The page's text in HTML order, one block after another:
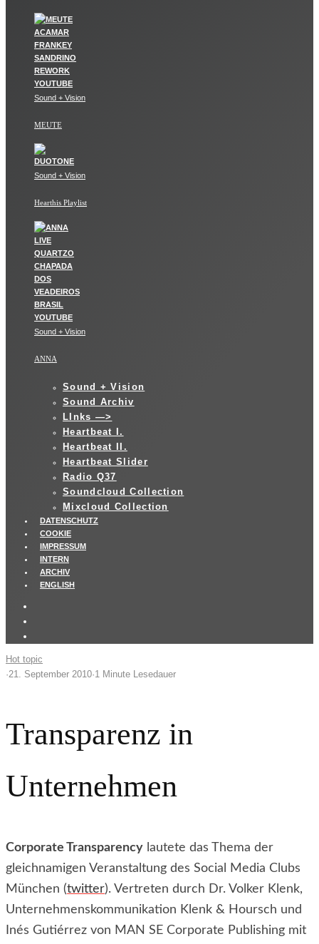
Sound + Vision
MEUTE
Sound + Vision
Hearthis Playlist
Sound + Vision
ANNA
Sound + Vision
Sound Archiv
LInks —>
Heartbeat I.
Heartbeat II.
Heartbeat Slider
Radio Q37
Soundcloud Collection
Mixcloud Collection
DATENSCHUTZ
COOKIE
IMPRESSUM
INTERN
ARCHIV
ENGLISH
Hot topic
·21. September 2010·1 Minute Lesedauer
Transparenz in
Unternehmen
Corporate Transparency lautete das Thema der
gleichnamigen Veranstaltung des Social Media Clubs
München (twitter). Vertreten durch Dr. Volker Klenk,
Unternehmenskommunikation Klenk & Hoursch und
Inés Gutiérrez von MAN SE Corporate Publishing mit